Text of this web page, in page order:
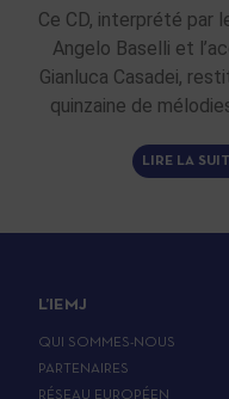
Ce CD, interprété par
Angelo Baselli et
Gianluca Casadei,
quinzaine de
LIRE LA
L’IEMJ
QUI SOMMES-NOUS
PARTENAIRES
RÉSEAU EUROPÉEN